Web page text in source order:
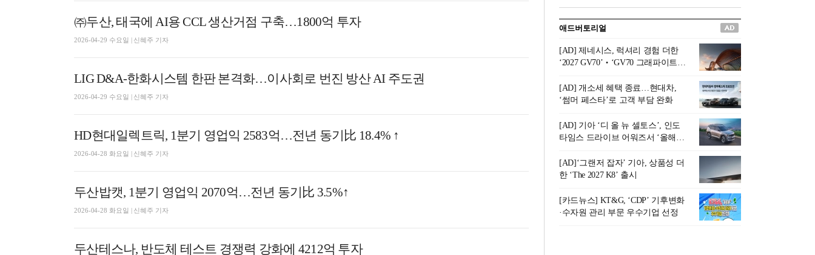
㈜두산, 태국에 AI용 CCL 생산거점 구축…1800억 투자
2026-04-29 수요일 | 신혜주 기자
LIG D&A-한화시스템 한판 본격화…이사회로 번진 방산 AI 주도권
2026-04-29 수요일 | 신혜주 기자
HD현대일렉트릭, 1분기 영업익 2583억…전년 동기比 18.4% ↑
2026-04-28 화요일 | 신혜주 기자
두산밥캣, 1분기 영업익 2070억…전년 동기比 3.5%↑
2026-04-28 화요일 | 신혜주 기자
두산테스나, 반도체 테스트 경쟁력 강화에 4212억 투자
록 고문은 새로운 시각을 제시
0년의 과도기는 지옥이 아니라
정화와 성장의 공간인 ‘은퇴연
옥(Purgatory)’이라는 것이다.
연옥은 고통스럽지만 끝이 있
으며, 준비를 통해 천국으로 나
아갈 수 있는 희망의 장소라고
말한
통 관료 출신으로 한국 금융의
주요 변곡점마다 중요한 역할
을 하고 금융 경영인으로서 큰
족적을 남긴 김 전 회장이 후배
세대에게 전하는 삶의 조언을
담은 인생 노트다.『물처럼 흐
르고 원칙으로 서다』는 단순
한 자서전을 넘어, 실패를 두려
워하지 않는 용기와 자신에 대
한 믿음이 어떻게 삶을 풍요롭
게 만드는지를 보여주는 지혜
의 보고로 평가된다.김용환 전
회장은 “인생의 목표가 크더라
도 조급해하지 말고 작은 것부
터 하나 하나 성취해 나가
라”고 조언한다. 뼈아픈 실패
조차 성공의 뼈대가 된다는 긍
애드버토리얼
[AD] 제네시스, 럭셔리 경험 더한
‘2027 GV70’‧‘GV70 그래파이트’
[AD] 개소세 혜택 종료…현대차,
‘썸머 페스타’로 고객 부담 완화
[AD] 기아 ‘디 올 뉴 셀토스’, 인도
타임스 드라이브 어워즈서 ‘올해의
[AD]‘그랜저 잡자’ 기아, 상품성 더
한 ‘The 2027 K8’ 출시
[카드뉴스] KT&G, ‘CDP’ 기후변화
·수자원 관리 부문 우수기업 선정